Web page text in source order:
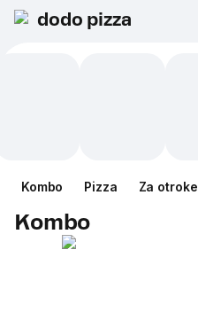
dodo pizza
Kombo Pizza Za otroke
Kombo